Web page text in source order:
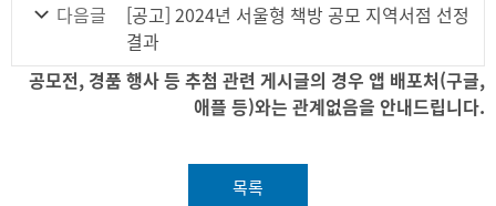
다음글
[공고] 2024년 서울형 책방 공모 지역서점 선정
결과
공모전, 경품 행사 등 추첨 관련 게시글의 경우 앱 배포처(구글,
애플 등)와는 관계없음을 안내드립니다.
목록